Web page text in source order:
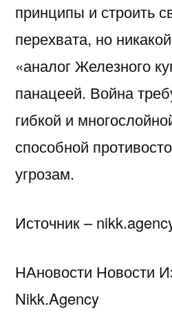
принципы и строить
перехвата, но
«аналог Железного
панацеей. Война
гибкой и
способной
угрозам.
Источник –
НАновости Новости
Nikk.Agency